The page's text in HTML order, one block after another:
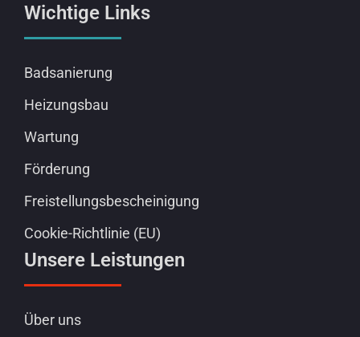
Wichtige Links
Badsanierung
Heizungsbau
Wartung
Förderung
Freistellungsbescheinigung
Cookie-Richtlinie (EU)
Unsere Leistungen
Über uns